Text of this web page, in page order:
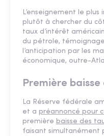
L’enseignement le
plutôt à chercher du
taux d’intérêt
du pétrole,
l’anticipation par les
économique, outre-
Première
La Réserve fédérale
et a préannoncé pour
première baisse des
faisant simultanément